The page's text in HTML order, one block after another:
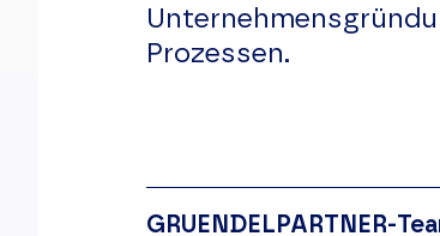
Prozessen.
GRUENDELPARTNER-